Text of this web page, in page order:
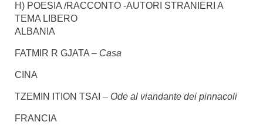
H) POESIA /RACCONTO -AUTORI STRANIERI A
TEMA LIBERO
ALBANIA
FATMIR R GJATA – Casa
CINA
TZEMIN ITION TSAI – Ode al viandante dei pinnacoli
FRANCIA